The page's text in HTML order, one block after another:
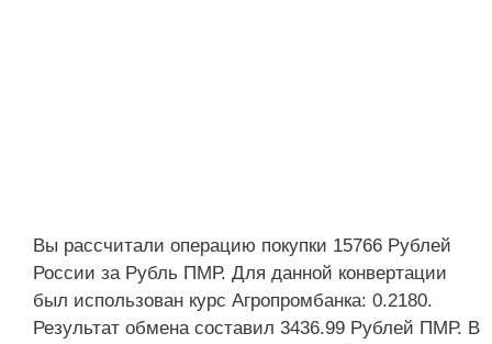
Вы рассчитали операцию покупки 15766 Рублей
России за Рубль ПМР. Для данной конвертации
был использован курс Агропромбанка: 0.2180.
Результат обмена составил 3436.99 Рублей ПМР. В